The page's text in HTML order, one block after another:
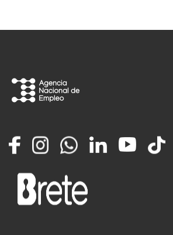
FacebookInstagramWhatsappLinkedInYouTube
TikTok